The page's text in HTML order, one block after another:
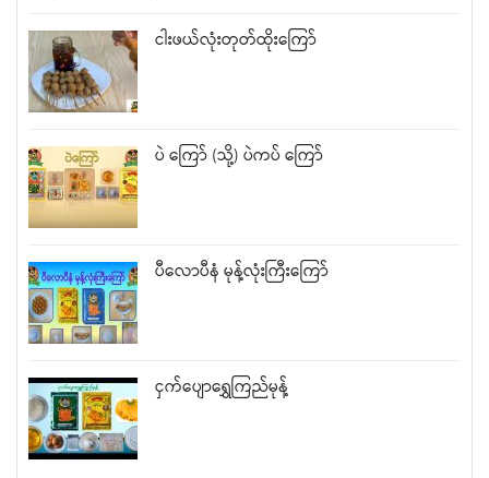
ငါးဖယ်လုံးတုတ်ထိုးကြော်
ပဲ ကြော် (သို့) ပဲကပ် ကြော်
ပီလောပီနံ မုန့်လုံးကြီးကြော်
ငှက်ပျောရွှေကြည်မုန့်